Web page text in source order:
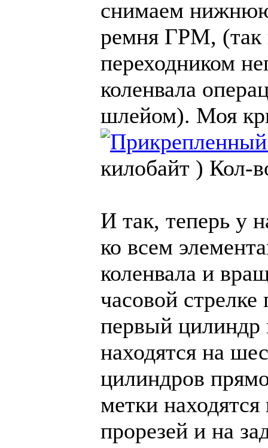
снимаем нижнюю
ремня ГРМ, (так
переходником
коленвала
шлейом). Моя
килобайт ) Кол-
И так, теперь у
ко всем
коленвала и
часовой стрелке
первый
находятся на
цилиндров
метки
прорезей и на